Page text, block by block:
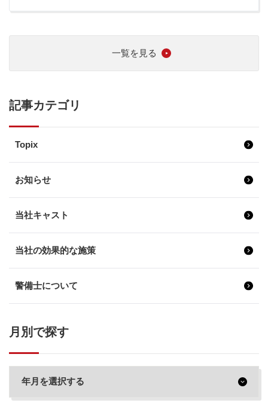
一覧を見る
記事カテゴリ
Topix
お知らせ
当社キャスト
当社の効果的な施策
警備士について
月別で探す